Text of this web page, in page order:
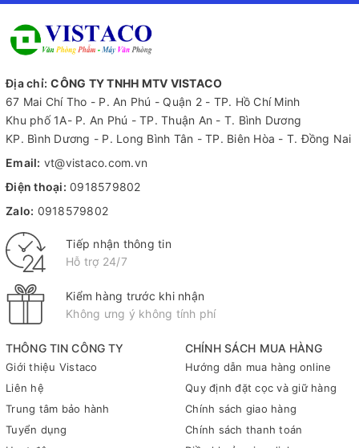
THÔNG TIN CÔNG TY
Giới thiệu Vistaco
Liên hệ
Trung tâm bảo hành
Tuyển dụng
CHÍNH SÁCH MUA HÀNG
Hướng dẫn mua hàng online
Quy định đặt cọc và giữ hàng
Chính sách giao hàng
Chính sách thanh toán
Địa chỉ: CÔNG TY TNHH MTV VISTACO
67 Mai Chí Tho - P. An Phú - Quận 2 - TP. Hồ Chí Minh
Khu phố 1A- P. An Phú - TP. Thuận An - T. Bình Dương
KP. Bình Dương - P. Long Bình Tân - TP. Biên Hòa - T. Đồng Nai
Email: vt@vistaco.com.vn
Điện thoại: 0918579802
Zalo: 0918579802
Tiếp nhận thông tin
Hỗ trợ 24/7
Kiểm hàng trước khi nhận
Không ưng ý không tính phí